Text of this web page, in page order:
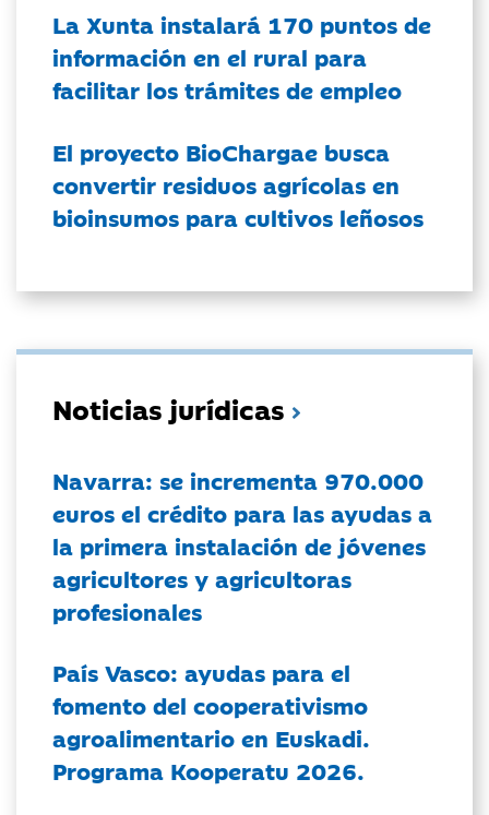
La Xunta instalará 170 puntos de
información en el rural para
facilitar los trámites de empleo
El proyecto BioChargae busca
convertir residuos agrícolas en
bioinsumos para cultivos leñosos
Noticias jurídicas
Navarra: se incrementa 970.000
euros el crédito para las ayudas a
la primera instalación de jóvenes
agricultores y agricultoras
profesionales
País Vasco: ayudas para el
fomento del cooperativismo
agroalimentario en Euskadi.
Programa Kooperatu 2026.